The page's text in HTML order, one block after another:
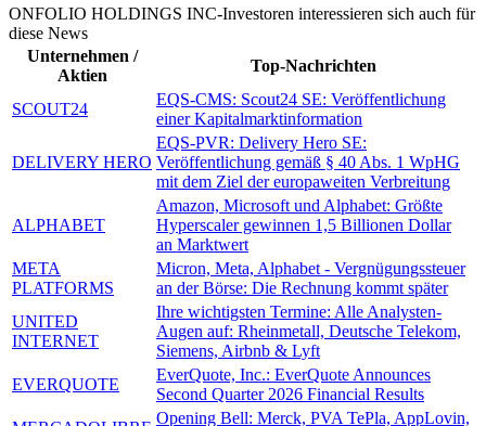
ONFOLIO HOLDINGS INC-Investoren interessieren sich auch für
diese News
Unternehmen /
Aktien
Top-Nachrichten
SCOUT24
EQS-CMS: Scout24 SE: Veröffentlichung
einer Kapitalmarktinformation
DELIVERY HERO
EQS-PVR: Delivery Hero SE:
Veröffentlichung gemäß § 40 Abs. 1 WpHG
mit dem Ziel der europaweiten Verbreitung
ALPHABET
Amazon, Microsoft und Alphabet: Größte
Hyperscaler gewinnen 1,5 Billionen Dollar
an Marktwert
META
PLATFORMS
Micron, Meta, Alphabet - Vergnügungssteuer
an der Börse: Die Rechnung kommt später
UNITED
INTERNET
Ihre wichtigsten Termine: Alle Analysten-
Augen auf: Rheinmetall, Deutsche Telekom,
Siemens, Airbnb & Lyft
EVERQUOTE
EverQuote, Inc.: EverQuote Announces
Second Quarter 2026 Financial Results
Opening Bell: Merck, PVA TePla, AppLovin,